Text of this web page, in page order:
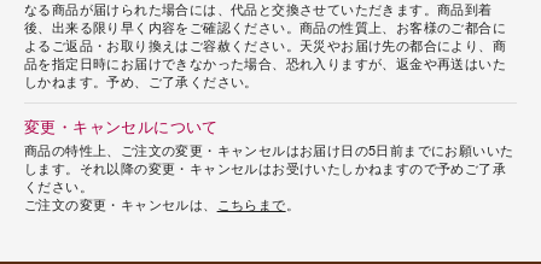
なる商品が届けられた場合には、代品と交換させていただきます。商品到着
後、出来る限り早く内容をご確認ください。商品の性質上、お客様のご都合に
よるご返品・お取り換えはご容赦ください。天災やお届け先の都合により、商
品を指定日時にお届けできなかった場合、恐れ入りますが、返金や再送はいた
しかねます。予め、ご了承ください。
変更・キャンセルについて
商品の特性上、ご注文の変更・キャンセルはお届け日の5日前までにお願いいた
します。それ以降の変更・キャンセルはお受けいたしかねますので予めご了承
ください。
ご注文の変更・キャンセルは、
こちらまで